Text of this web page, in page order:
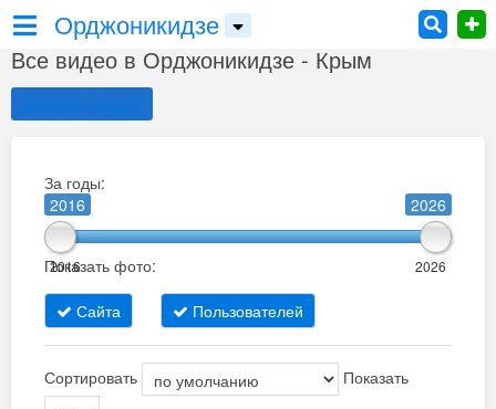
Орджоникидзе
Все видео в Орджоникидзе - Крым
Добавить видео
За годы:
2016 2026
2016 2026
Показать фото:
Сайта Пользователей
Сортировать Показать